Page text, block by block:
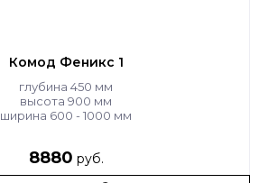
Комод Феникс 1
глубина 450 мм
высота 900 мм
ширина 600 - 1000 мм
8880 руб.